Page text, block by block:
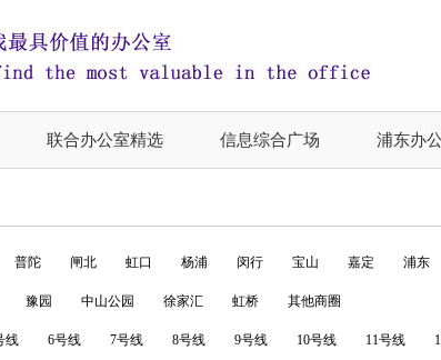
联合办公室精选 信息综合广场 浦东办
普陀 闸北 虹口 杨浦 闵行 宝山 嘉定 浦东
豫园 中山公园 徐家汇 虹桥 其他商圈
线 6号线 7号线 8号线 9号线 10号线 11号线